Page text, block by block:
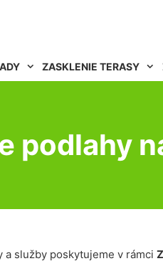
ZASKLENIE TERASY
podlahy
a služby poskytujeme v rámci